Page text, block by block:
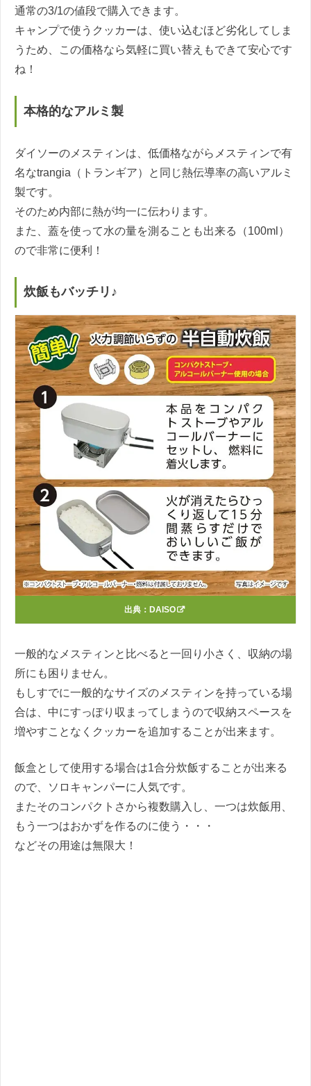
通常の3/1の値段で購入できます。
キャンプで使うクッカーは、使い込むほど劣化してしま
うため、この価格なら気軽に買い替えもできて安心です
ね！
本格的なアルミ製
ダイソーのメスティンは、低価格ながらメスティンで有
名なtrangia（トランギア）と同じ熱伝導率の高いアルミ
製です。
そのため内部に熱が均一に伝わります。
また、蓋を使って水の量を測ることも出来る（100ml）
ので非常に便利！
炊飯もバッチリ♪
出典： DAISO
一般的なメスティンと比べると一回り小さく、収納の場
所にも困りません。
もしすでに一般的なサイズのメスティンを持っている場
合は、中にすっぽり収まってしまうので収納スペースを
増やすことなくクッカーを追加することが出来ます。
飯盒として使用する場合は1合分炊飯することが出来る
ので、ソロキャンパーに人気です。
またそのコンパクトさから複数購入し、一つは炊飯用、
もう一つはおかずを作るのに使う・・・
などその用途は無限大！